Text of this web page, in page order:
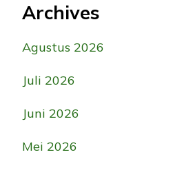
Archives
Agustus 2026
Juli 2026
Juni 2026
Mei 2026